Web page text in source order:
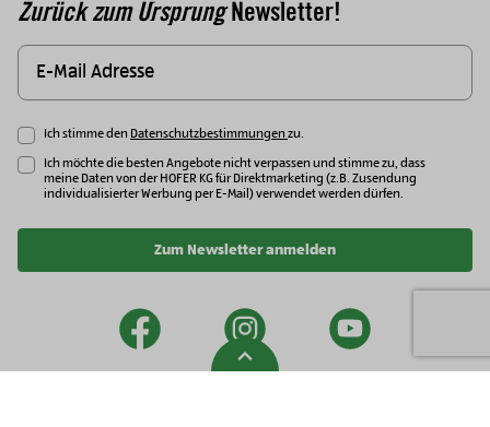
Zurück zum UrsprungNewsletter!
Ich stimme den Datenschutzbestimmungenzu.
Ich möchte die besten Angebote nicht verpassen und stimme zu, dass
meine Daten von der HOFER KG für Direktmarketing (z.B. Zusendung
individualisierter Werbung per E-Mail) verwendet werden dürfen.
Zum Newsletter anmelden
facebookinstagram
Zur Spitze gehen